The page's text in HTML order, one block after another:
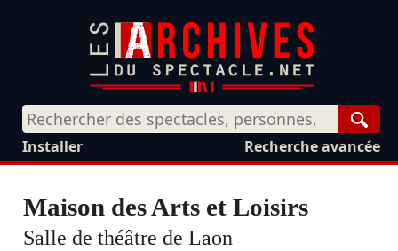
Recherche avancée
Installer
Maison des Arts et Loisirs
Salle de théâtre de Laon